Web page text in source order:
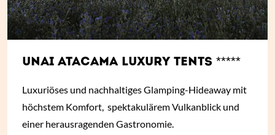
UNAI ATACAMA LUXURY TENTS *****
Luxuriöses und nachhaltiges Glamping-Hideaway mit
höchstem Komfort, spektakulärem Vulkanblick und
einer herausragenden Gastronomie.